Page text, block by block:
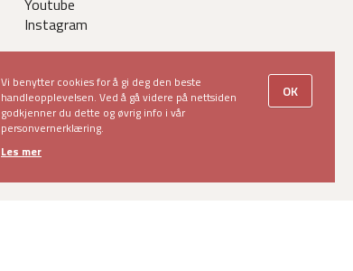
Instagram
Vi benytter cookies for å gi deg den beste
handleopplevelsen. Ved å gå videre på nettsiden
godkjenner du dette og øvrig info i vår
personvernerklæring.
Les mer
OK